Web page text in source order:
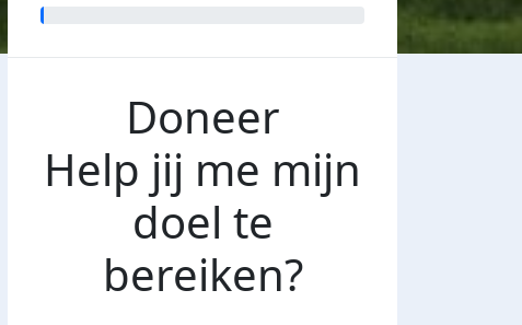
Doneer
Help jij me mijn
doel te
bereiken?